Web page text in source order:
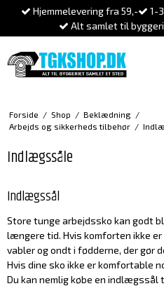
Hjemmelevering fra 59,-
1-
Alt samlet til
Forside / Shop / Beklædning /
Arbejds og sikkerheds tilbehør /
Indlægssåle
Indlægssål
Store tunge arbejdssko kan godt
længere tid. Hvis komforten ikke
vabler og ondt i fødderne, der
Hvis dine sko ikke er komfortable
Du kan nemlig købe en indlægssål